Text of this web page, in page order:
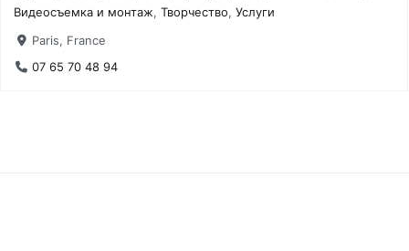
Видеосъемка и монтаж,Творчество,Услуги
Paris, France
07 65 70 48 94